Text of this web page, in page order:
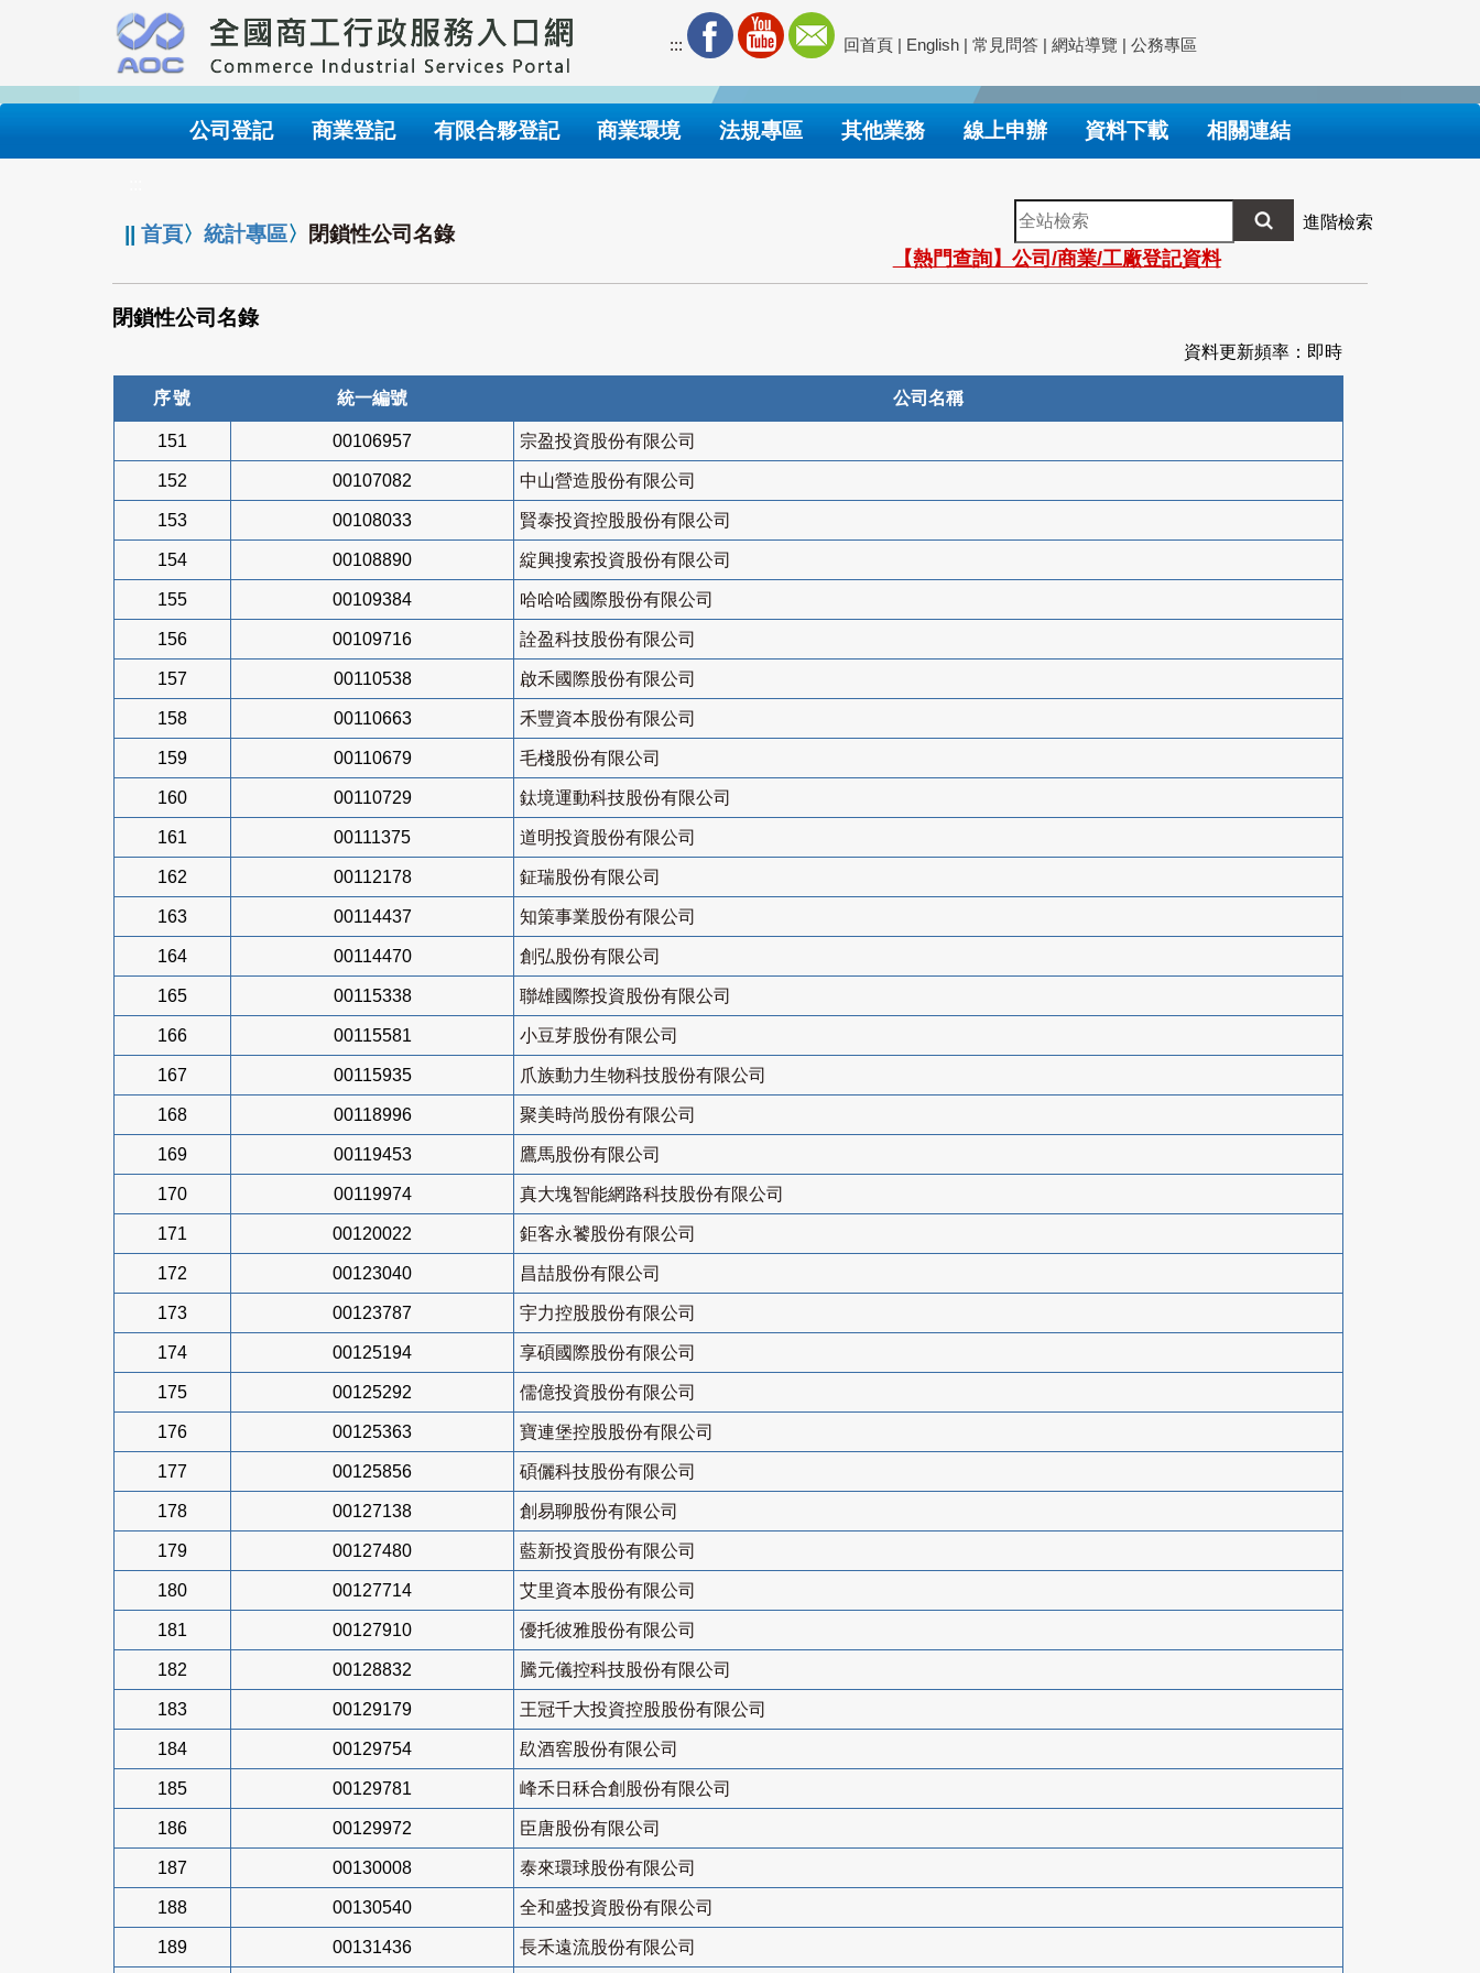
要
內
::: 回首頁 | English | 常見問答 | 網站導覽 | 公務專區
公司登記 商業登記 有限合夥登記 商業環境 法規專區 其他業務 線上申辦 資料下載 相關連結
||首頁〉統計專區〉 閉鎖性公司名錄
全
站
檢
索
進階檢索
【熱門查詢】公司/商業/工廠登記資料
閉鎖性公司名錄
資料更新頻率：即時
序號 統一編號 公司名稱
151 00106957 宗盈投資股份有限公司
152 00107082 中山營造股份有限公司
153 00108033 賢泰投資控股股份有限公司
154 00108890 綻興搜索投資股份有限公司
155 00109384 哈哈哈國際股份有限公司
156 00109716 詮盈科技股份有限公司
157 00110538 啟禾國際股份有限公司
158 00110663 禾豐資本股份有限公司
159 00110679 毛棧股份有限公司
160 00110729 鈦境運動科技股份有限公司
161 00111375 道明投資股份有限公司
162 00112178 鉦瑞股份有限公司
163 00114437 知策事業股份有限公司
164 00114470 創弘股份有限公司
165 00115338 聯雄國際投資股份有限公司
166 00115581 小豆芽股份有限公司
167 00115935 爪族動力生物科技股份有限公司
168 00118996 聚美時尚股份有限公司
169 00119453 鷹馬股份有限公司
170 00119974 真大塊智能網路科技股份有限公司
171 00120022 鉅客永饕股份有限公司
172 00123040 昌喆股份有限公司
173 00123787 宇力控股股份有限公司
174 00125194 享碩國際股份有限公司
175 00125292 儒億投資股份有限公司
176 00125363 寶連堡控股股份有限公司
177 00125856 碩儷科技股份有限公司
178 00127138 創易聊股份有限公司
179 00127480 藍新投資股份有限公司
180 00127714 艾里資本股份有限公司
181 00127910 優托彼雅股份有限公司
182 00128832 騰元儀控科技股份有限公司
183 00129179 王冠千大投資控股股份有限公司
184 00129754 镹酒窖股份有限公司
185 00129781 峰禾日秝合創股份有限公司
186 00129972 臣唐股份有限公司
187 00130008 泰來環球股份有限公司
188 00130540 全和盛投資股份有限公司
189 00131436 長禾遠流股份有限公司